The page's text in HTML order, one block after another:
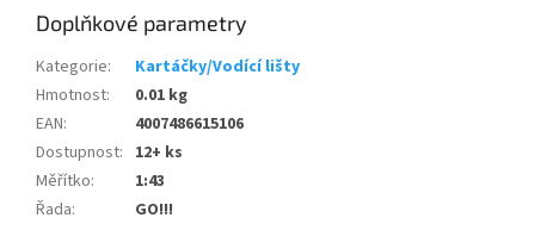
Doplňkové parametry
Kategorie:
Kartáčky/Vodící lišty
Hmotnost:
0.01 kg
EAN:
4007486615106
Dostupnost: 12+ ks
Měřítko:
1:43
Řada: GO!!!